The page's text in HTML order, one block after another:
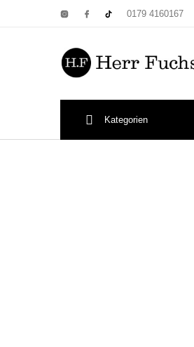
0179 4160167
Kategorien